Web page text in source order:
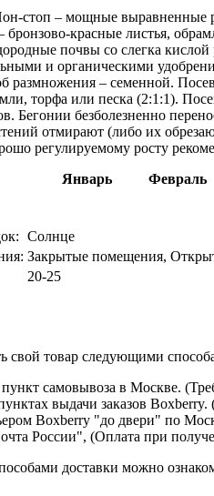
стоп – мощные выравненные
красные листья,
почвы со слегка
и органическими
размножения – семенной.
торфа или песка (2:1:1).
Бегонии безболезненно
отмирают (либо их
регулируемому росту
Январь
Февраль
Солнце
Закрытые помещения,
20-25
свой товар следующими
самовывоза в Москве.
выдачи заказов
Boxberry "до двери" по
России", (Оплата при
доставки можно